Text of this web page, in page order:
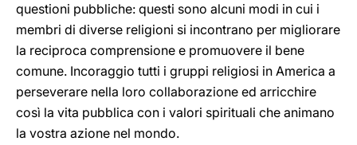
questioni pubbliche: questi sono alcuni modi in cui i
membri di diverse religioni si incontrano per migliorare
la reciproca comprensione e promuovere il bene
comune. Incoraggio tutti i gruppi religiosi in America a
perseverare nella loro collaborazione ed arricchire
così la vita pubblica con i valori spirituali che animano
la vostra azione nel mondo.